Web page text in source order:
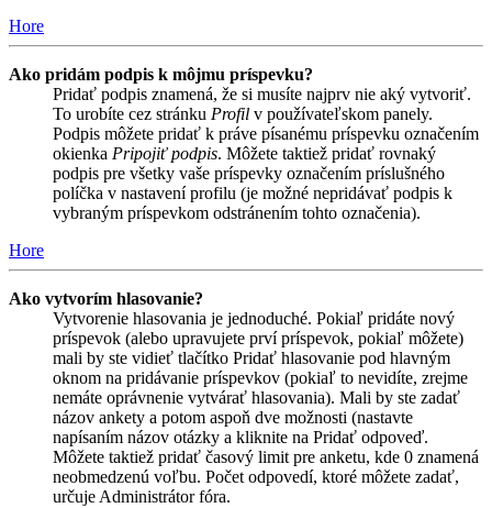
Hore
Ako pridám podpis k môjmu príspevku?
Pridať podpis znamená, že si musíte najprv nie aký vytvoriť.
To urobíte cez stránku Profil v používateľskom panely.
Podpis môžete pridať k práve písanému príspevku označením
okienka Pripojiť podpis. Môžete taktiež pridať rovnaký
podpis pre všetky vaše príspevky označením príslušného
políčka v nastavení profilu (je možné nepridávať podpis k
vybraným príspevkom odstránením tohto označenia).
Hore
Ako vytvorím hlasovanie?
Vytvorenie hlasovania je jednoduché. Pokiaľ pridáte nový
príspevok (alebo upravujete prví príspevok, pokiaľ môžete)
mali by ste vidieť tlačítko Pridať hlasovanie pod hlavným
oknom na pridávanie príspevkov (pokiaľ to nevidíte, zrejme
nemáte oprávnenie vytvárať hlasovania). Mali by ste zadať
názov ankety a potom aspoň dve možnosti (nastavte
napísaním názov otázky a kliknite na Pridať odpoveď.
Môžete taktiež pridať časový limit pre anketu, kde 0 znamená
neobmedzenú voľbu. Počet odpovedí, ktoré môžete zadať,
určuje Administrátor fóra.